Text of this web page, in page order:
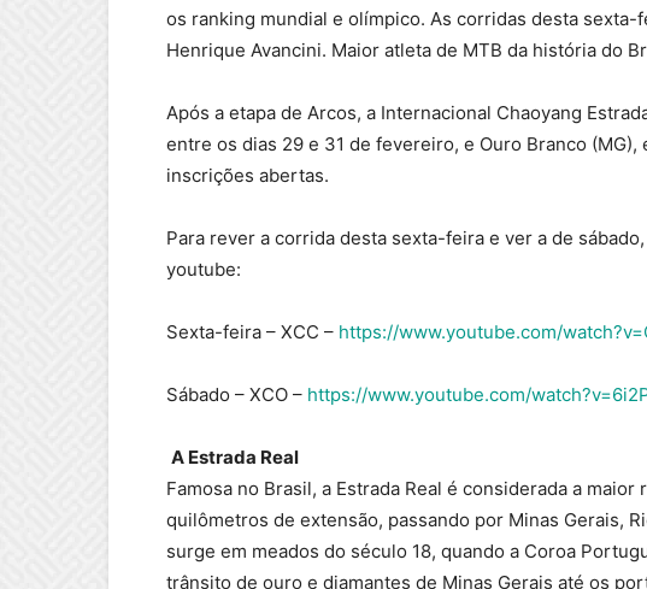
os ranking mundial e olímpico. As corridas desta
Henrique Avancini. Maior atleta de MTB da história do
Após a etapa de Arcos, a Internacional Chaoyang
entre os dias 29 e 31 de fevereiro, e Ouro Branco (MG),
inscrições abertas.
Para rever a corrida desta sexta-feira e ver a de
youtube:
Sexta-feira – XCC – https://www.youtube.com/
Sábado – XCO – https://www.youtube.com/
A Estrada Real
Famosa no Brasil, a Estrada Real é considerada a
quilômetros de extensão, passando por Minas Gerais,
surge em meados do século 18, quando a Coroa
trânsito de ouro e diamantes de Minas Gerais até os